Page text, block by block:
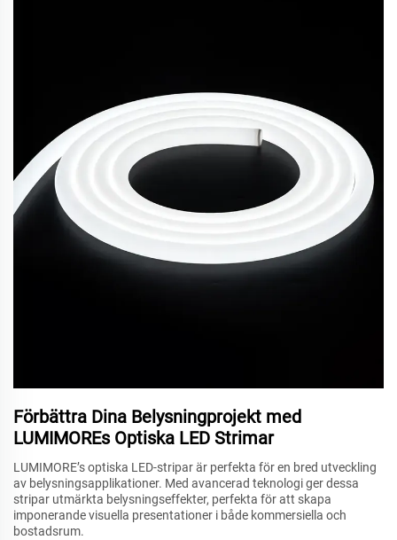
Förbättra Dina Belysningprojekt med
LUMIMOREs Optiska LED Strimar
LUMIMORE’s optiska LED-stripar är perfekta för en bred utveckling
av belysningsapplikationer. Med avancerad teknologi ger dessa
stripar utmärkta belysningseffekter, perfekta för att skapa
imponerande visuella presentationer i både kommersiella och
bostadsrum.